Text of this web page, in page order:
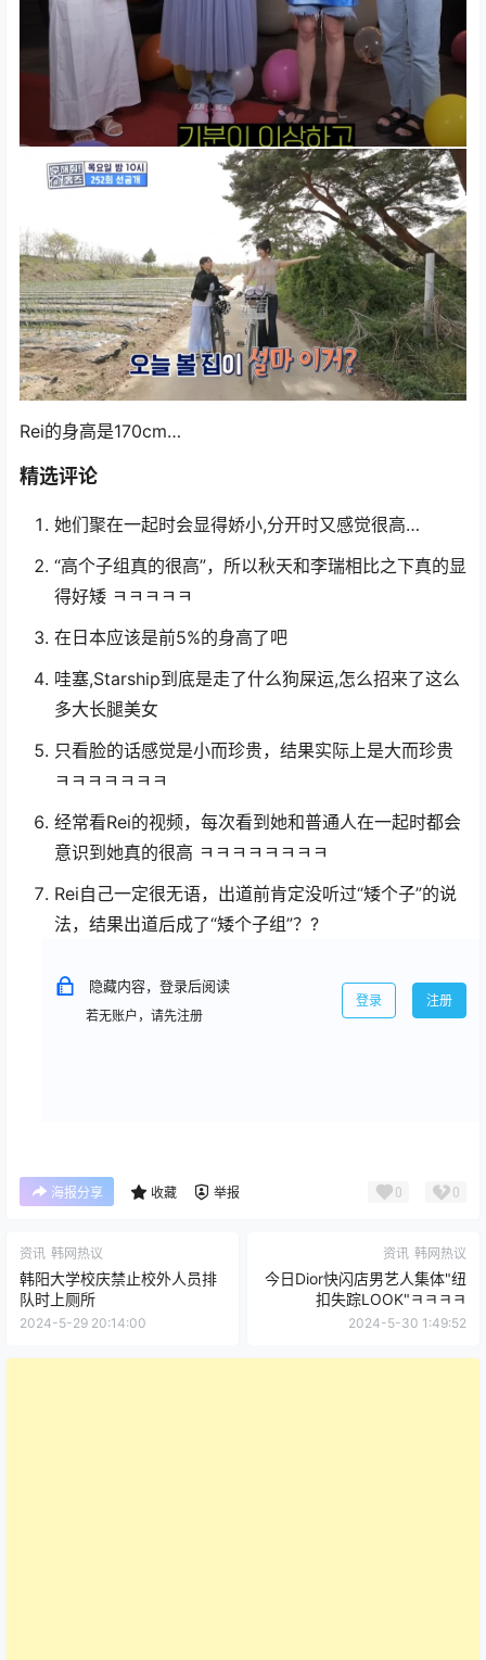
Rei的身高是170cm…
精选评论
她们聚在一起时会显得娇小,分开时又感觉很高…
“高个子组真的很高”，所以秋天和李瑞相比之下真的显
得好矮 ㅋㅋㅋㅋㅋ
在日本应该是前5%的身高了吧
哇塞,Starship到底是走了什么狗屎运,怎么招来了这么
多大长腿美女
只看脸的话感觉是小而珍贵，结果实际上是大而珍贵
ㅋㅋㅋㅋㅋㅋㅋ
经常看Rei的视频，每次看到她和普通人在一起时都会
意识到她真的很高 ㅋㅋㅋㅋㅋㅋㅋㅋ
Rei自己一定很无语，出道前肯定没听过“矮个子”的说
法，结果出道后成了“矮个子组”？?
隐藏内容，登录后阅读
若无账户，请先注册
登录 注册
海报分享 收藏 举报 0 0
资讯 韩网热议
韩阳大学校庆禁止校外人员排
队时上厕所
2024-5-29 20:14:00
资讯 韩网热议
今日Dior快闪店男艺人集体"纽
扣失踪LOOK"ㅋㅋㅋㅋ
2024-5-30 1:49:52